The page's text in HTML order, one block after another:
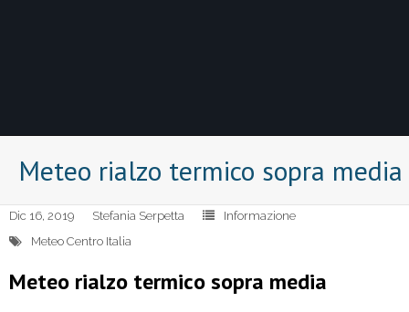
Meteo rialzo termico sopra media
Dic 16, 2019 Stefania Serpetta
Informazione
Meteo Centro Italia
Meteo rialzo termico sopra media